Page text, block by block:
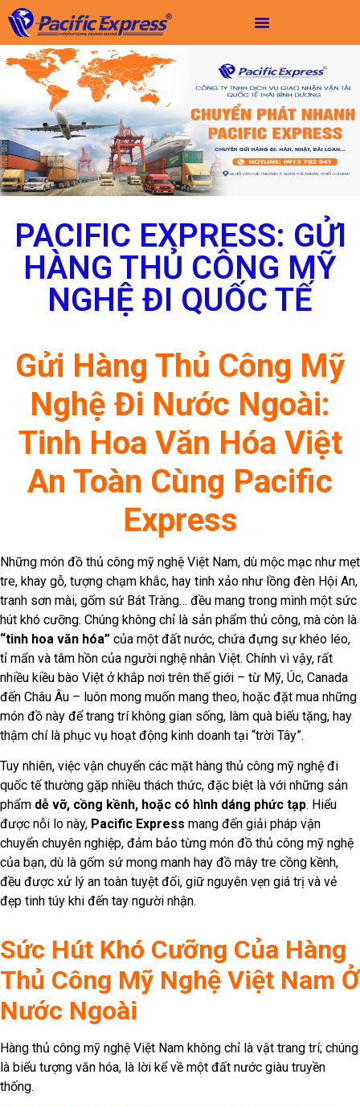
PACIFIC EXPRESS: GỬI
HÀNG THỦ CÔNG MỸ
NGHỆ ĐI QUỐC TẾ
Gửi Hàng Thủ Công Mỹ
Nghệ Đi Nước Ngoài:
Tinh Hoa Văn Hóa Việt
An Toàn Cùng Pacific
Express
Những món đồ thủ công mỹ nghệ Việt Nam, dù mộc mạc như mẹt
tre, khay gỗ, tượng chạm khắc, hay tinh xảo như lồng đèn Hội An,
tranh sơn mài, gốm sứ Bát Tràng… đều mang trong mình một sức
hút khó cưỡng. Chúng không chỉ là sản phẩm thủ công, mà còn là
“tinh hoa văn hóa” của một đất nước, chứa đựng sự khéo léo,
tỉ mẩn và tâm hồn của người nghệ nhân Việt. Chính vì vậy, rất
nhiều kiều bào Việt ở khắp nơi trên thế giới – từ Mỹ, Úc, Canada
đến Châu Âu – luôn mong muốn mang theo, hoặc đặt mua những
món đồ này để trang trí không gian sống, làm quà biếu tặng, hay
thậm chí là phục vụ hoạt động kinh doanh tại “trời Tây”.
Tuy nhiên, việc vận chuyển các mặt hàng thủ công mỹ nghệ đi
quốc tế thường gặp nhiều thách thức, đặc biệt là với những sản
phẩm dễ vỡ, cồng kềnh, hoặc có hình dáng phức tạp. Hiểu
được nỗi lo này, Pacific Express mang đến giải pháp vận
chuyển chuyên nghiệp, đảm bảo từng món đồ thủ công mỹ nghệ
của bạn, dù là gốm sứ mong manh hay đồ mây tre cồng kềnh,
đều được xử lý an toàn tuyệt đối, giữ nguyên vẹn giá trị và vẻ
đẹp tinh túy khi đến tay người nhận.
Sức Hút Khó Cưỡng Của Hàng
Thủ Công Mỹ Nghệ Việt Nam Ở
Nước Ngoài
Hàng thủ công mỹ nghệ Việt Nam không chỉ là vật trang trí; chúng
là biểu tượng văn hóa, là lời kể về một đất nước giàu truyền
thống.